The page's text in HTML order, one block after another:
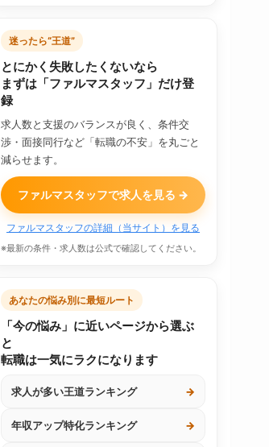
迷ったら“王道”
とにかく失敗したくないなら
まずは「ファルマスタッフ」だけ登
録
求人数と支援のバランスが良く、条件交
渉・面接同行など「転職の不安」を丸ごと
減らせます。
ファルマスタッフで求人を見る →
ファルマスタッフの詳細（当サイト）を見る
※最新の条件・求人数は公式で確認してください。
あなたの悩み別に最短ルート
「今の悩み」に近いページから選ぶ
と
転職は一気にラクになります
求人が多い王道ランキング →
年収アップ特化ランキング →